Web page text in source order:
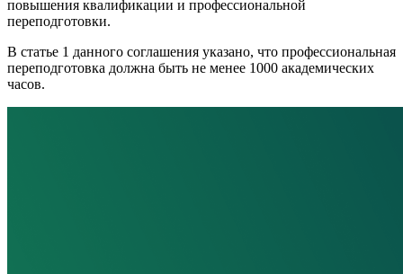
повышения квалификации и профессиональной
переподготовки.
В статье 1 данного соглашения указано, что профессиональная
переподготовка должна быть не менее 1000 академических
часов.